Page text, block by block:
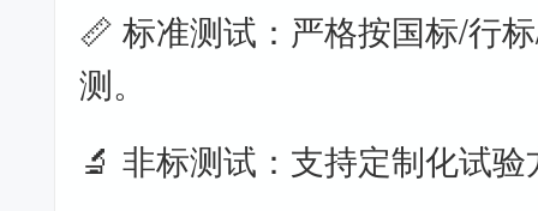
📏 标准测试：严格按国标/行
测。
🔬 非标测试：支持定制化试